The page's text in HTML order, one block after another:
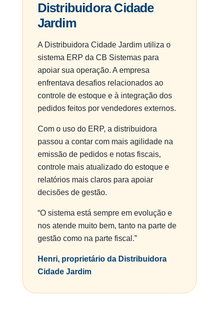
Distribuidora Cidade
Jardim
A Distribuidora Cidade Jardim utiliza o
sistema ERP da CB Sistemas para
apoiar sua operação. A empresa
enfrentava desafios relacionados ao
controle de estoque e à integração dos
pedidos feitos por vendedores externos.
Com o uso do ERP, a distribuidora
passou a contar com mais agilidade na
emissão de pedidos e notas fiscais,
controle mais atualizado do estoque e
relatórios mais claros para apoiar
decisões de gestão.
“O sistema está sempre em evolução e
nos atende muito bem, tanto na parte de
gestão como na parte fiscal.”
Henri, proprietário da Distribuidora
Cidade Jardim